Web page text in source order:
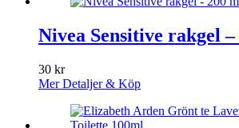
Nivea Sensitive rakgel –
30 kr
Mer Detaljer & Köp